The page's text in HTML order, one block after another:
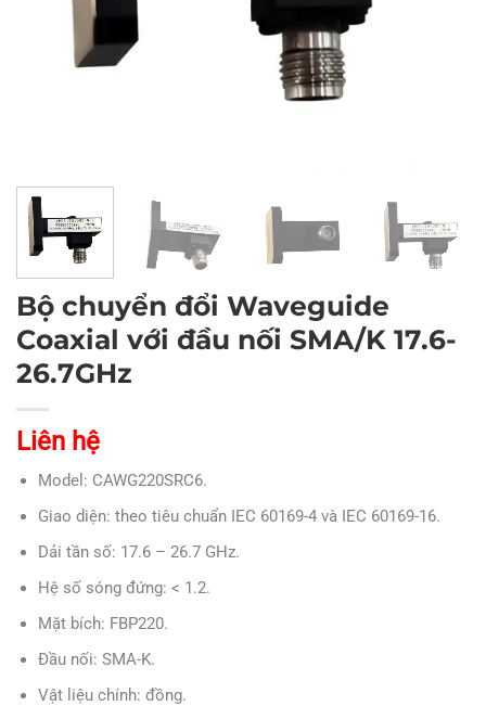
Bộ chuyển đổi Waveguide
Coaxial với đầu nối SMA/K 17.6-
26.7GHz
Liên hệ
Model: CAWG220SRC6.
Giao diện: theo tiêu chuẩn IEC 60169-4 và IEC 60169-16.
Dải tần số: 17.6 – 26.7 GHz.
Hệ số sóng đứng: < 1.2.
Mặt bích: FBP220.
Đầu nối: SMA-K.
Vật liệu chính: đồng.